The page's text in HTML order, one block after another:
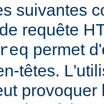
suivantes
requête
req permet
têtes.
provoquer